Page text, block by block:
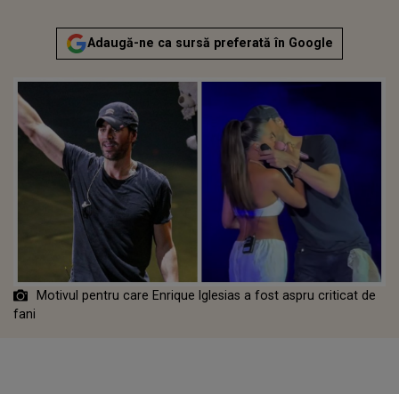
Adaugă-ne ca sursă preferată în Google
Motivul pentru care Enrique Iglesias a fost aspru criticat de
fani